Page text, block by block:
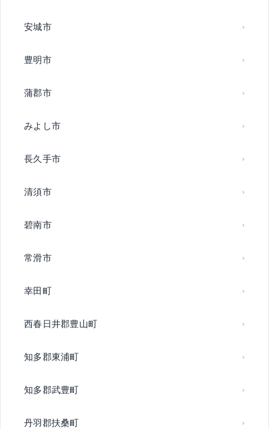
安城市
豊明市
蒲郡市
みよし市
長久手市
清須市
碧南市
常滑市
幸田町
西春日井郡豊山町
知多郡東浦町
知多郡武豊町
丹羽郡扶桑町